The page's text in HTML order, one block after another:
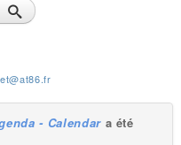
- Calendara été